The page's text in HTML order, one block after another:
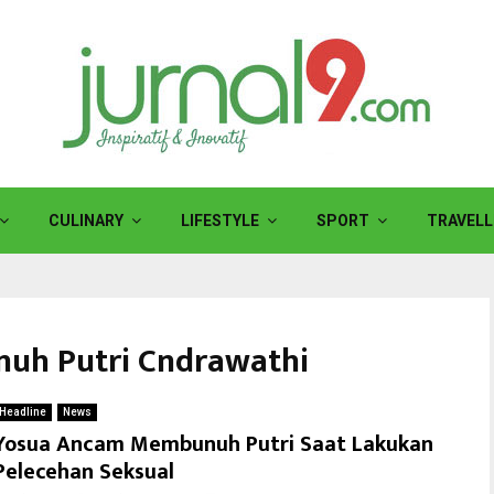
CULINARY LIFESTYLE SPORT
Putri Cndrawathi
Headline News
Ancam Membunuh Putri Saat Lakukan
Seksual